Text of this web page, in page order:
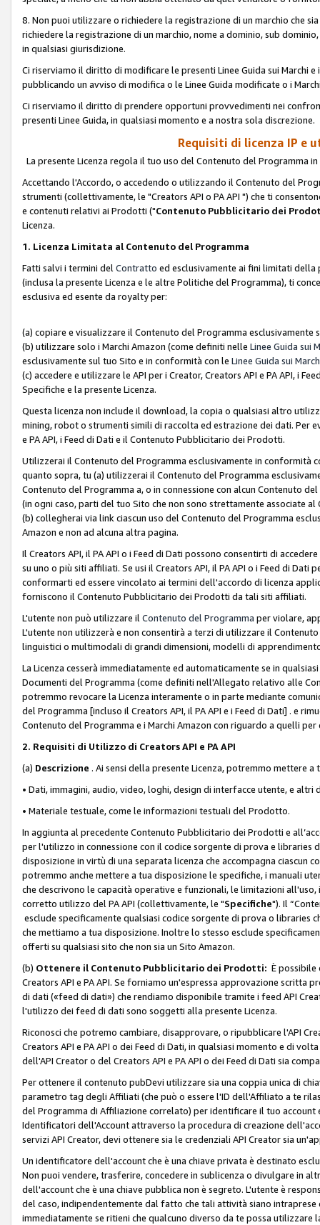
8. Non puoi utilizzare o richiedere la registrazione di un marchio che
richiedere la registrazione di un marchio, nome a dominio, sub
in qualsiasi giurisdizione.
Ci riserviamo il diritto di modificare le presenti Linee Guida sui Marchi
pubblicando un avviso di modifica o le Linee Guida modificate o i
Ci riserviamo il diritto di prendere opportuni provvedimenti nei
presenti Linee Guida, in qualsiasi momento e a nostra sola discrezione.
Requisiti di licenza IP e
La presente Licenza regola il tuo uso del Contenuto del Programma
Accettando l'Accordo, o accedendo o utilizzando il Contenuto del
strumenti (collettivamente, le "Creators API o PA API ") che ti
e contenuti relativi ai Prodotti ("Contenuto Pubblicitario dei
Licenza.
1. Licenza Limitata al Contenuto del Programma
Fatti salvi i termini del Contratto ed esclusivamente ai fini limitati
(inclusa la presente Licenza e le altre Politiche del Programma), ti
esclusiva ed esente da royalty per:
(a) copiare e visualizzare il Contenuto del Programma esclusivamente
(b) utilizzare solo i Marchi Amazon (come definiti nelle Linee Guida sui
esclusivamente sul tuo Sito e in conformità con le Linee Guida sui March
(c) accedere e utilizzare le API per i Creator, Creators API e PA API, i
Specifiche e la presente Licenza.
Questa licenza non include il download, la copia o qualsiasi altro
mining, robot o strumenti simili di raccolta ed estrazione dei dati. Per
e PA API, i Feed di Dati e il Contenuto Pubblicitario dei Prodotti.
Utilizzerai il Contenuto del Programma esclusivamente in conformità
quanto sopra, tu (a) utilizzerai il Contenuto del Programma
Contenuto del Programma a, o in connessione con alcun Contenuto
(in ogni caso, parti del tuo Sito che non sono strettamente associate
(b) collegherai via link ciascun uso del Contenuto del Programma
Amazon e non ad alcuna altra pagina.
Il Creators API, il PA API o i Feed di Dati possono consentirti di
su uno o più siti affiliati. Se usi il Creators API, il PA API o i Feed di
conformarti ed essere vincolato ai termini dell'accordo di licenza
forniscono il Contenuto Pubblicitario dei Prodotti da tali siti affiliati.
L'utente non può utilizzare il Contenuto del Programma per violare,
L'utente non utilizzerà e non consentirà a terzi di utilizzare il
linguistici o multimodali di grandi dimensioni, modelli di
La Licenza cesserà immediatamente ed automaticamente se in
Documenti del Programma (come definiti nell'Allegato relativo alle
potremmo revocare la Licenza interamente o in parte mediante
del Programma [incluso il Creators API, il PA API e i Feed di Dati] . e
Contenuto del Programma e i Marchi Amazon con riguardo a quelli
2. Requisiti di Utilizzo di Creators API e PA API
(a) Descrizione . Ai sensi della presente Licenza, potremmo mettere
• Dati, immagini, audio, video, loghi, design di interfacce utente, e altri
• Materiale testuale, come le informazioni testuali del Prodotto.
In aggiunta al precedente Contenuto Pubblicitario dei Prodotti e
per l'utilizzo in connessione con il codice sorgente di prova e libraries
disposizione in virtù di una separata licenza che accompagna ciascun
potremmo anche mettere a tua disposizione le specifiche, i manuali
che descrivono le capacità operative e funzionali, le limitazioni
corretto utilizzo del PA API (collettivamente, le "Specifiche"). Il
esclude specificamente qualsiasi codice sorgente di prova o libraries
che mettiamo a tua disposizione. Inoltre lo stesso esclude
offerti su qualsiasi sito che non sia un Sito Amazon.
(b) Ottenere il Contenuto Pubblicitario dei Prodotti: È
Creators API e PA API. Se forniamo un'espressa approvazione
di dati («feed di dati») che rendiamo disponibile tramite i feed API
l'utilizzo dei feed di dati sono soggetti alla presente Licenza.
Riconosci che potremo cambiare, disapprovare, o ripubblicare l'API
Creators API e PA API o dei Feed di Dati, in qualsiasi momento e di
dell'API Creator o del Creators API e PA API o dei Feed di Dati sia
Per ottenere il contenuto pubDevi utilizzare sia una coppia unica di
parametro tag degli Affiliati (che può o essere l'ID dell'Affiliato a te
del Programma di Affiliazione correlato) per identificare il tuo account
Identificatori dell'Account attraverso la procedura di creazione
servizi API Creator, devi ottenere sia le credenziali API Creator sia
Un identificatore dell'account che è una chiave privata è destinato
Non puoi vendere, trasferire, concedere in sublicenza o divulgare in
dell'account che è una chiave pubblica non è segreto. L'utente è
del caso, indipendentemente dal fatto che tali attività siano
immediatamente se ritieni che qualcuno diverso da te possa